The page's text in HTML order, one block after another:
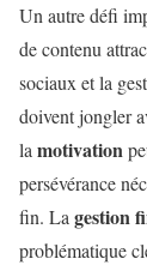
Un autre défi
de contenu
sociaux et la
doivent jongler
la motivation
persévérance
fin. La gestion
problématique